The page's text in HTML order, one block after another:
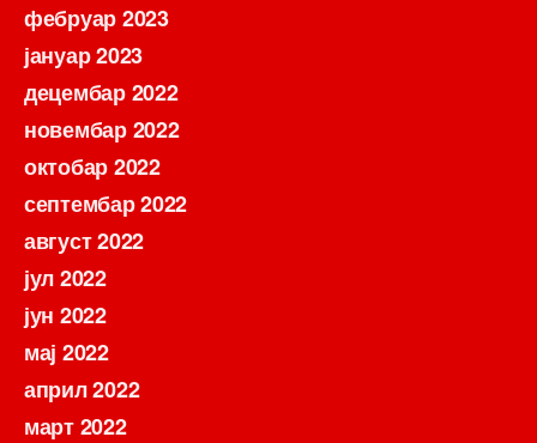
фебруар 2023
јануар 2023
децембар 2022
новембар 2022
октобар 2022
септембар 2022
август 2022
јул 2022
јун 2022
мај 2022
април 2022
март 2022